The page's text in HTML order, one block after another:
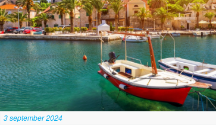
3 september 2024